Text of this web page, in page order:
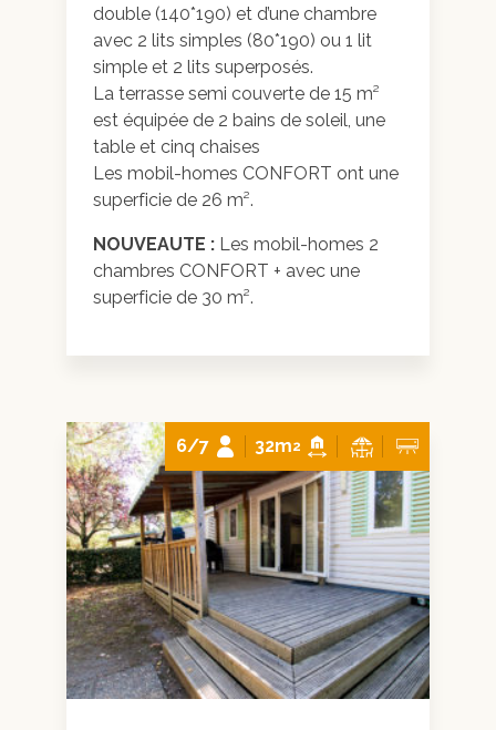
double (140*190) et d’une chambre
avec 2 lits simples (80*190) ou 1 lit
simple et 2 lits superposés.
La terrasse semi couverte de 15 m²
est équipée de 2 bains de soleil, une
table et cinq chaises
Les mobil-homes CONFORT ont une
superficie de 26 m².
NOUVEAUTE : Les mobil-homes 2
chambres CONFORT + avec une
superficie de 30 m².
6/7 32m2